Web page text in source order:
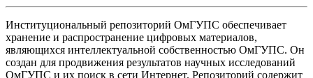
Институциональный репозиторий ОмГУПС обеспечивает
хранение и распространение цифровых материалов,
являющихся интеллектуальной собственностью ОмГУПС. Он
создан для продвижения результатов научных исследований
ОмГУПС и их поиск в сети Интернет. Репозиторий содержит